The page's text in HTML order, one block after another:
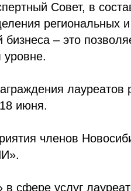
Совет, в
региональных
– это
лауреатов
июня.
членов
сфере услуг